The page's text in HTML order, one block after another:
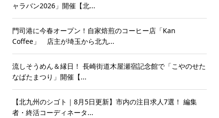
ャラバン2026」開催【北...
門司港に今春オープン！自家焙煎のコーヒー店「Kan
Coffee」 店主が埼玉から北九...
流しそうめん＆縁日！ 長崎街道木屋瀬宿記念館で「こやのせた
なばたまつり」開催【...
【北九州のシゴト｜8月5日更新】市内の注目求人7選！ 編集
者・終活コーディネータ...